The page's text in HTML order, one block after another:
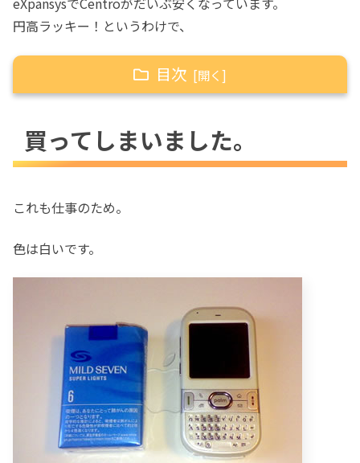
円高ラッキー！というわけで、
目次
早速充電します。
日本語化しスケジューラとして使える
買ってしまいました。
これも仕事のため。
色は白いです。